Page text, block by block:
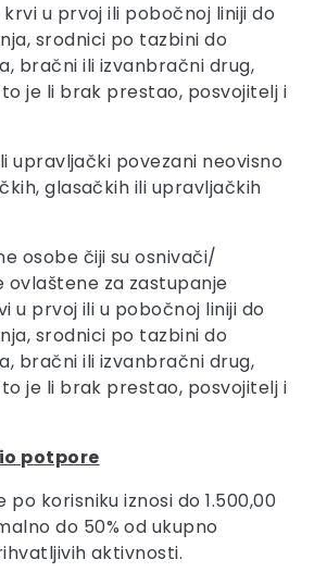
u prvoj ili pobočnoj liniji do
srodnici po tazbini do
bračni ili izvanbračni drug,
je li brak prestao, posvojitelj i
upravljački povezani neovisno
glasačkih ili upravljačkih
osobe čiji su osnivači/
za zastupanje
u prvoj ili u pobočnoj liniji do
srodnici po tazbini do
bračni ili izvanbračni drug,
je li brak prestao, posvojitelj i
potpore
korisniku iznosi do 1.500,00
do 50% od ukupno
aktivnosti.